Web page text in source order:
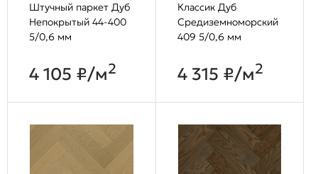
Штучный паркет Дуб
Непокрытый 44-400
5/0,6 мм
4 105 ₽/м2
Классик Дуб
Средиземноморский
409 5/0,6 мм
4 315 ₽/м2